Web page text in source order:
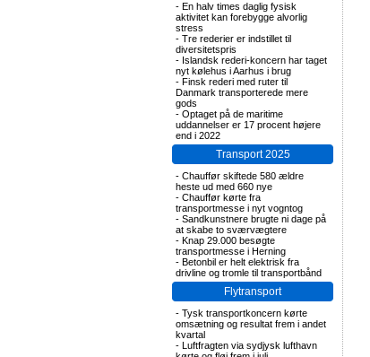
- En halv times daglig fysisk
aktivitet kan forebygge alvorlig
stress
- Tre rederier er indstillet til
diversitetspris
- Islandsk rederi-koncern har taget
nyt kølehus i Aarhus i brug
- Finsk rederi med ruter til
Danmark transporterede mere
gods
- Optaget på de maritime
uddannelser er 17 procent højere
end i 2022
Transport 2025
- Chauffør skiftede 580 ældre
heste ud med 660 nye
- Chauffør kørte fra
transportmesse i nyt vogntog
- Sandkunstnere brugte ni dage på
at skabe to sværvægtere
- Knap 29.000 besøgte
transportmesse i Herning
- Betonbil er helt elektrisk fra
drivline og tromle til transportbånd
Flytransport
- Tysk transportkoncern kørte
omsætning og resultat frem i andet
kvartal
- Luftfragten via sydjysk lufthavn